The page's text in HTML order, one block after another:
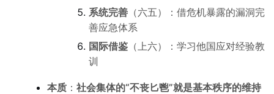
系统完善（六五）：借危机暴露的漏洞完
善应急体系
国际借鉴（上六）：学习他国应对经验教
训
本质： 社会集体的“不丧匕鬯”就是基本秩序的维持